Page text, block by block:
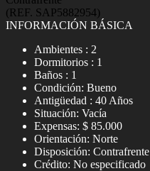
(REF. SAP5882954)
INFORMACIÓN BÁSICA
Ambientes : 2
Dormitorios : 1
Baños : 1
Condición: Bueno
Antigüedad : 40 Años
Situación: Vacía
Expensas: $ 85.000
Orientación: Norte
Disposición: Contrafrente
Crédito: No especificado